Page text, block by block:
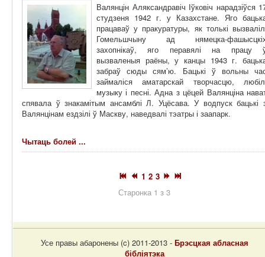
Валянцін Аляксандравіч Іўковіч нарадзіўся
студзеня 1942 г. у Казахстане. Яго
працаваў у пракуратуры, як толькі
Гомельшчыну ад нямецка-
захопнікаў, яго перавялі на працу
вызваленыя раёны, у канцы 1943 г.
забраў сюды сям’ю. Бацькі ў вольны
займаліся аматарскай творчасцю,
музыку і песні. Адна з цёцей Валянціна
спявала ў знакамітым ансамблі Л. Уцёсава. У водпуск бацькі
Валянцінам ездзілі ў Маскву, наведвалі тэатры і заапарк.
Чытаць болей ...
1 2 3
Старонка 1 з 3
Усе правы абаронены (c) 2011-2013 - Брэсцкая абласная
бібліятэка